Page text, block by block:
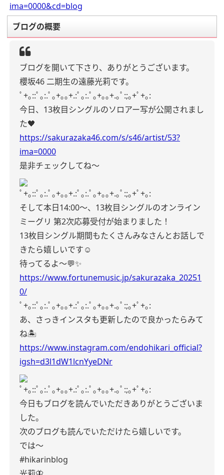
ima=0000&cd=blog
ブログの概要
ブログを開いて下さり、ありがとうございます。
櫻坂46 二期生の遠藤光莉です。
ﾟ+｡::ﾟ｡:.ﾟ｡+｡｡+.:ﾟ｡:.ﾟ｡+｡｡+.｡ﾟ:;｡+ﾟ+｡:
今日、13枚目シングルのソロアー写が公開されまし
た🖤
https://sakurazaka46.com/s/s46/artist/53?
ima=0000
是非チェックしてね〜
ﾟ+｡::ﾟ｡:.ﾟ｡+｡｡+.:ﾟ｡:.ﾟ｡+｡｡+.｡ﾟ:;｡+ﾟ+｡:
そして本日14:00〜、13枚目シングルのオンライン
ミーグリ 第2次応募受付が始まりました！
13枚目シングル期間もたくさんみなさんとお話しで
きたら嬉しいです☺️
待ってるよ〜💬✨
https://www.fortunemusic.jp/sakurazaka_20251
0/
ﾟ+｡::ﾟ｡:.ﾟ｡+｡｡+.:ﾟ｡:.ﾟ｡+｡｡+.｡ﾟ:;｡+ﾟ+｡:
あ、さっきインスタも更新したので良かったらみて
ね🏝️
https://www.instagram.com/endohikari_official?
igsh=d3l1dW1lcnYyeDNr
ﾟ+｡::ﾟ｡:.ﾟ｡+｡｡+.:ﾟ｡:.ﾟ｡+｡｡+.｡ﾟ:;｡+ﾟ+｡:
今日もブログを読んでいただきありがとうございま
した。
次のブログも読んでいただけたら嬉しいです。
では〜
#hikarinblog